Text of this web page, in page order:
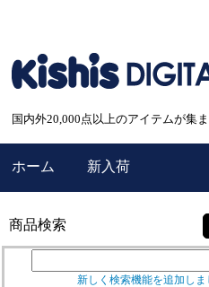
国内外20,000点以上のアイテムが集
ホーム 新入荷
商品検索
新しく検索機能を追加しま